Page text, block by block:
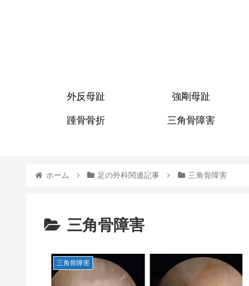
外反母趾 強剛母趾
踵骨骨折 三角骨障害
ホーム 足の外科関連記事 三角骨障害
三角骨障害
三角骨障害